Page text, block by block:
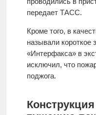
передает ТАСС.
Кроме того, в
называли короткое
«Интерфакса» в
исключил, что
поджога.